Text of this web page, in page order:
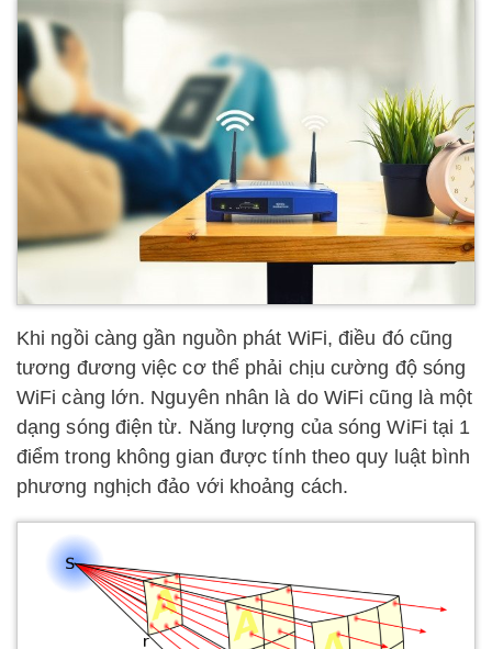
Khi ngồi càng gần nguồn phát WiFi, điều đó cũng
tương đương việc cơ thể phải chịu cường độ sóng
WiFi càng lớn. Nguyên nhân là do WiFi cũng là một
dạng sóng điện từ. Năng lượng của sóng WiFi tại 1
điểm trong không gian được tính theo quy luật bình
phương nghịch đảo với khoảng cách.